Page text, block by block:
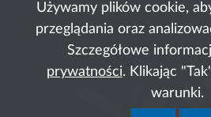
Używamy plików cookie,
przeglądania oraz
Szczegółowe
prywatności. Klikając
warunki.